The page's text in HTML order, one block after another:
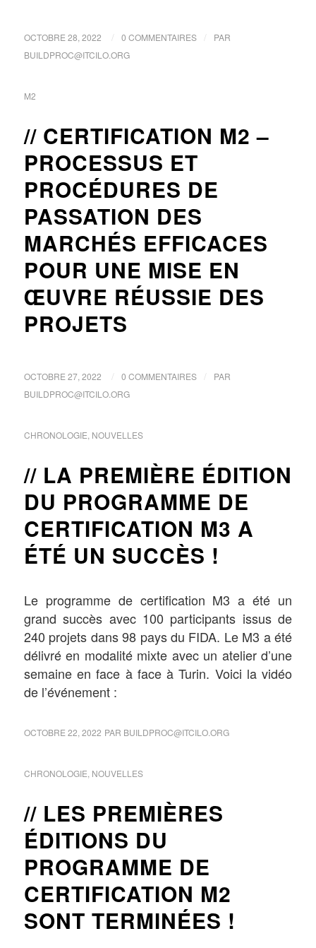
OCTOBRE 28, 2022 0 COMMENTAIRES
PAR
BUILDPROC@ITCILO.ORG
M2
CERTIFICATION M2 –
PROCESSUS ET
PROCÉDURES DE
PASSATION DES
MARCHÉS EFFICACES
POUR UNE MISE EN
ŒUVRE RÉUSSIE DES
PROJETS
OCTOBRE 27, 2022 0 COMMENTAIRES
PAR
BUILDPROC@ITCILO.ORG
CHRONOLOGIE, NOUVELLES
LA PREMIÈRE ÉDITION
DU PROGRAMME DE
CERTIFICATION M3 A
ÉTÉ UN SUCCÈS !
Le programme de certification M3 a été un
grand succès avec 100 participants issus de
240 projets dans 98 pays du FIDA. Le M3 a été
délivré en modalité mixte avec un atelier d’une
semaine en face à face à Turin. Voici la vidéo
de l’événement :
OCTOBRE 22, 2022 PAR BUILDPROC@ITCILO.ORG
CHRONOLOGIE, NOUVELLES
LES PREMIÈRES
ÉDITIONS DU
PROGRAMME DE
CERTIFICATION M2
SONT TERMINÉES !